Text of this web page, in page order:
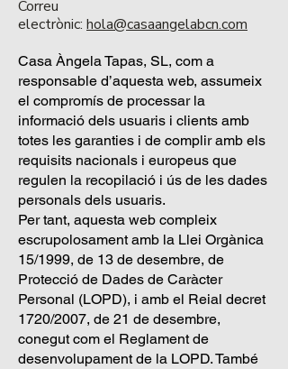
Correu
electrònic: hola@casaangelabcn.com
Casa Àngela Tapas, SL, com a
responsable d’aquesta web, assumeix
el compromís de processar la
informació dels usuaris i clients amb
totes les garanties i de complir amb els
requisits nacionals i europeus que
regulen la recopilació i ús de les dades
personals dels usuaris.
Per tant, aquesta web compleix
escrupolosament amb la Llei Orgànica
15/1999, de 13 de desembre, de
Protecció de Dades de Caràcter
Personal (LOPD), i amb el Reial decret
1720/2007, de 21 de desembre,
conegut com el Reglament de
desenvolupament de la LOPD. També